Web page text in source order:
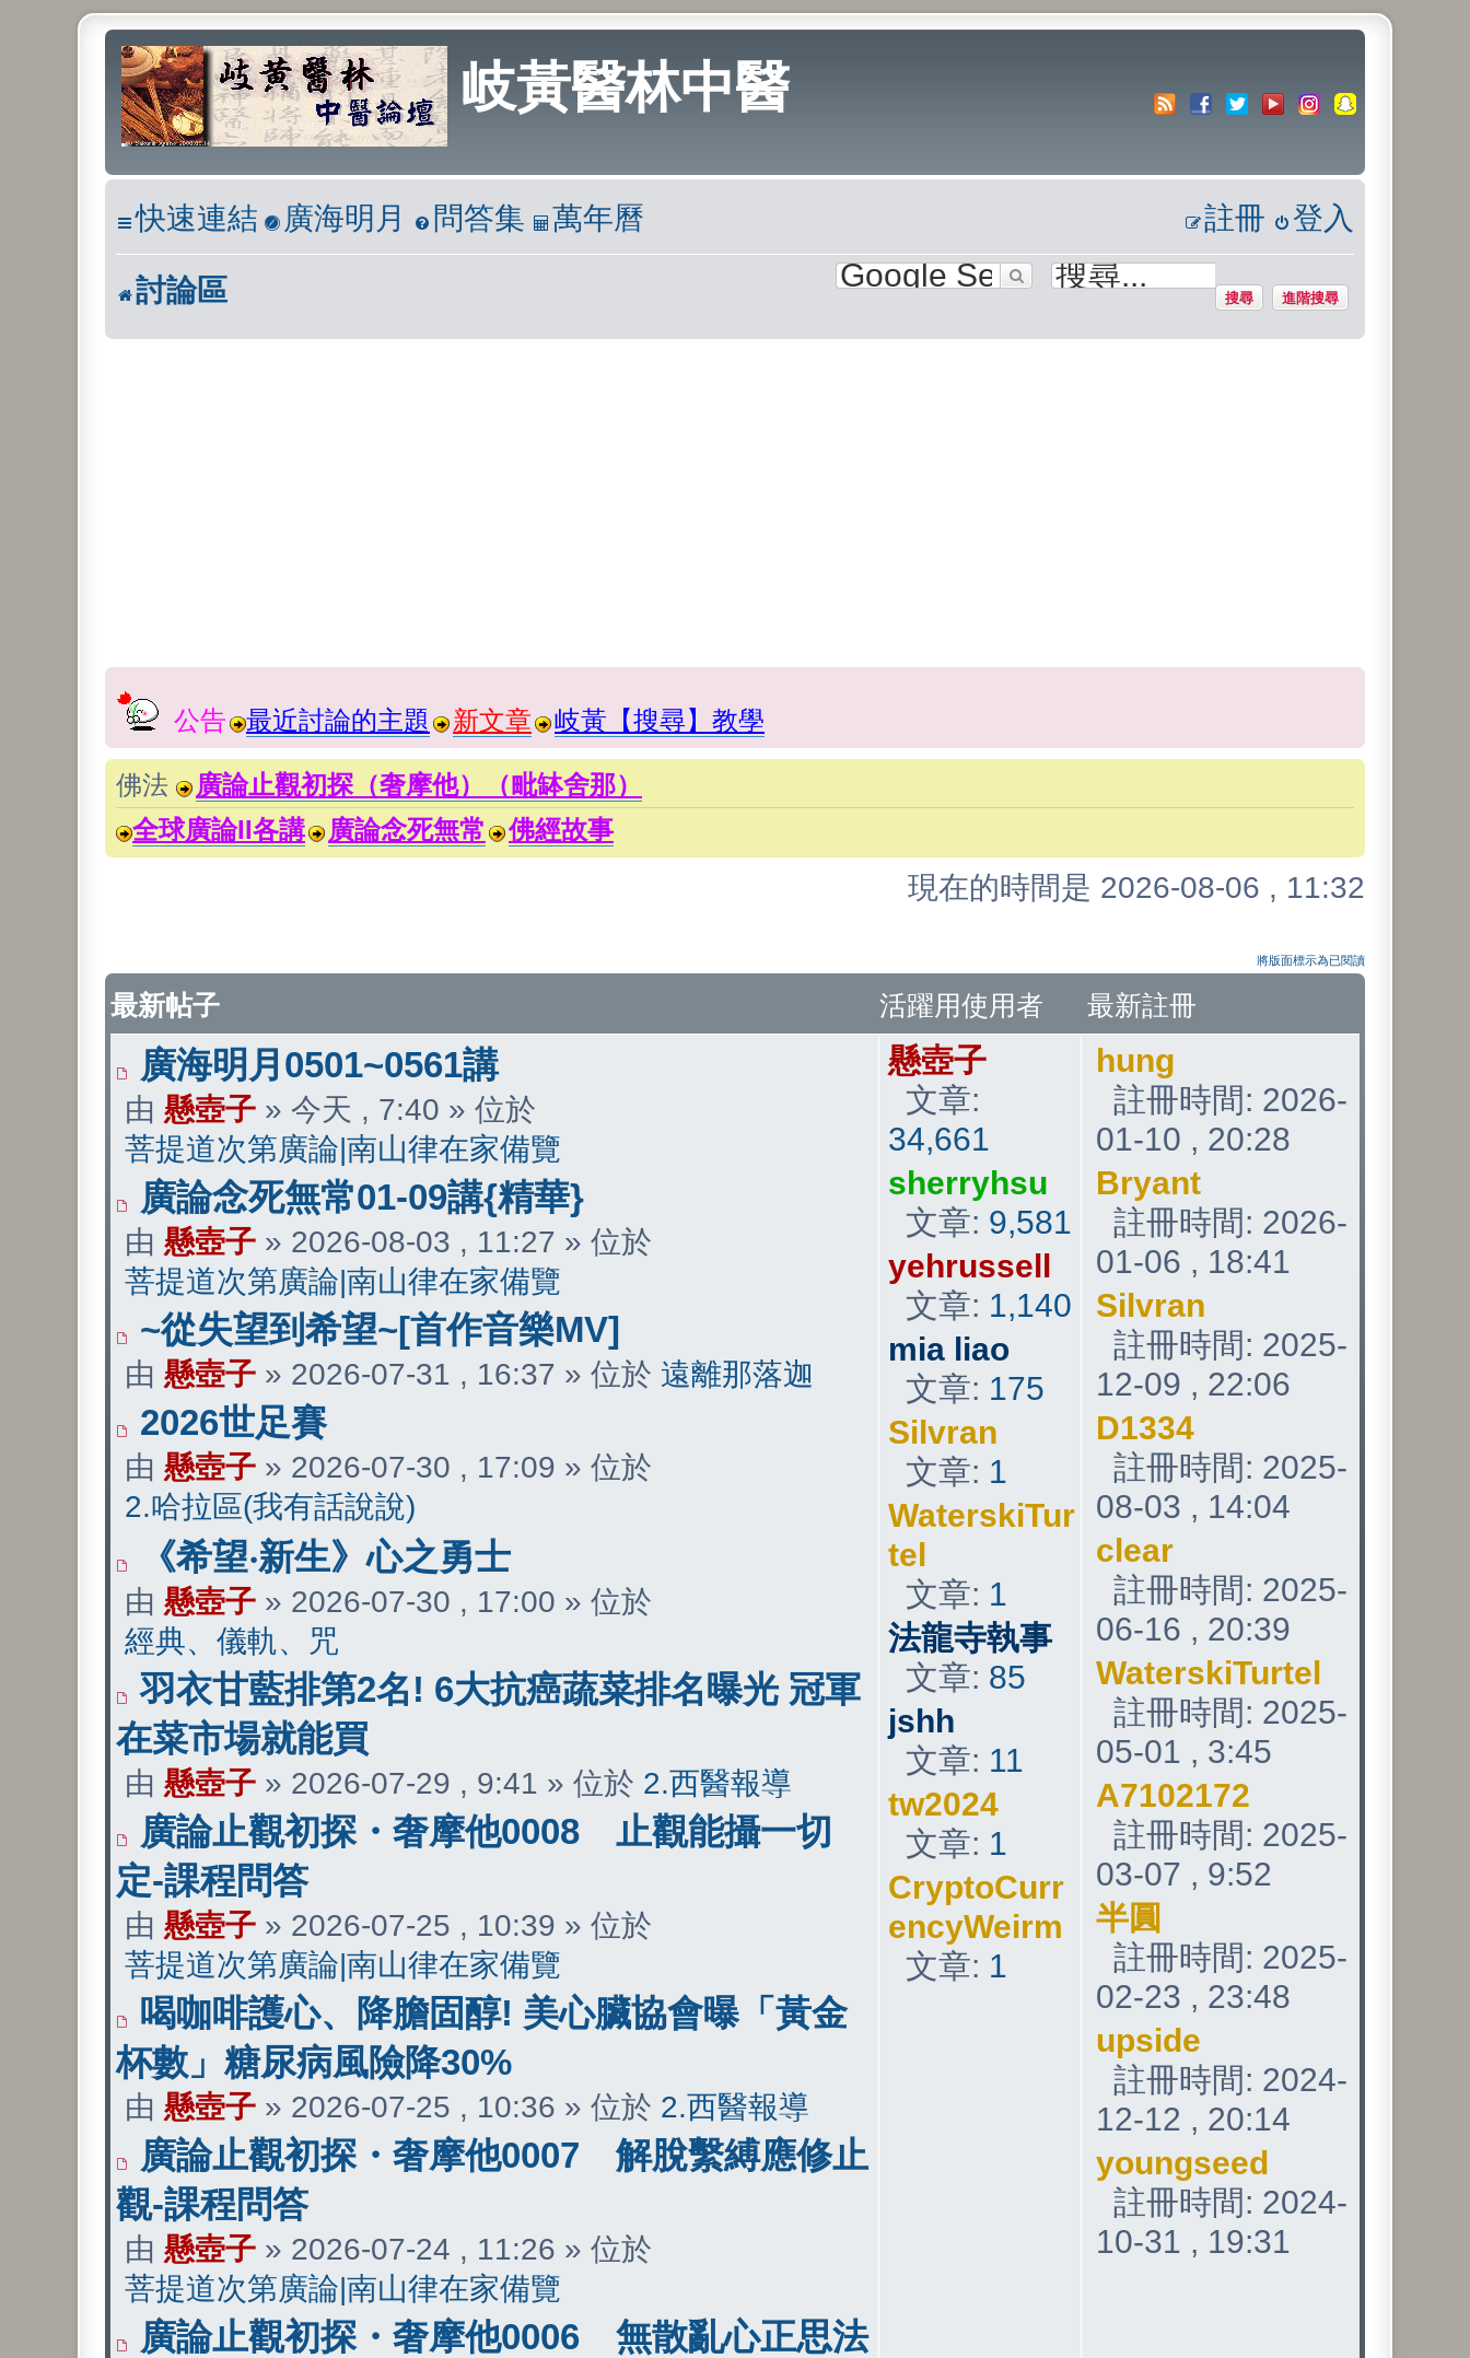
岐黃醫林中醫
快速連結 廣海明月 問答集 萬年曆 登入
註冊
討論區 搜尋 進階搜尋
公告 最近討論的主題 新文章 岐黃【搜尋】教學
佛法
廣論止觀初探（奢摩他）（毗缽舍那）
全球廣論II各講
廣論念死無常 佛經故事
現在的時間是 2026-08-06 , 11:32
將版面標示為已閱讀
最新帖子 活躍用使用者 最新註冊
廣海明月0501~0561講
由 懸壺子 » 今天 , 7:40 » 位於
菩提道次第廣論|南山律在家備覽
廣論念死無常01-09講{精華}
由 懸壺子 » 2026-08-03 , 11:27 » 位於
菩提道次第廣論|南山律在家備覽
~從失望到希望~[首作音樂MV]
由 懸壺子 » 2026-07-31 , 16:37 » 位於 遠離那落迦
2026世足賽
由 懸壺子 » 2026-07-30 , 17:09 » 位於
2.哈拉區(我有話說說)
《希望‧新生》心之勇士
由 懸壺子 » 2026-07-30 , 17:00 » 位於
經典、儀軌、咒
羽衣甘藍排第2名! 6大抗癌蔬菜排名曝光 冠軍
在菜市場就能買
由 懸壺子 » 2026-07-29 , 9:41 » 位於 2.西醫報導
廣論止觀初探・奢摩他0008 止觀能攝一切
定-課程問答
由 懸壺子 » 2026-07-25 , 10:39 » 位於
菩提道次第廣論|南山律在家備覽
喝咖啡護心、降膽固醇! 美心臟協會曝「黃金
杯數」糖尿病風險降30%
由 懸壺子 » 2026-07-25 , 10:36 » 位於 2.西醫報導
廣論止觀初探・奢摩他0007 解脫繫縛應修止
觀-課程問答
由 懸壺子 » 2026-07-24 , 11:26 » 位於
菩提道次第廣論|南山律在家備覽
廣論止觀初探・奢摩他0006 無散亂心正思法
懸壺子
文章:
34,661
sherryhsu
文章: 9,581
yehrussell
文章: 1,140
mia liao
文章: 175
Silvran
文章: 1
WaterskiTur
tel
文章: 1
法龍寺執事
文章: 85
jshh
文章: 11
tw2024
文章: 1
CryptoCurr
encyWeirm
文章: 1
hung
註冊時間: 2026-
01-10 , 20:28
Bryant
註冊時間: 2026-
01-06 , 18:41
Silvran
註冊時間: 2025-
12-09 , 22:06
D1334
註冊時間: 2025-
08-03 , 14:04
clear
註冊時間: 2025-
06-16 , 20:39
WaterskiTurtel
註冊時間: 2025-
05-01 , 3:45
A7102172
註冊時間: 2025-
03-07 , 9:52
半圓
註冊時間: 2025-
02-23 , 23:48
upside
註冊時間: 2024-
12-12 , 20:14
youngseed
註冊時間: 2024-
10-31 , 19:31